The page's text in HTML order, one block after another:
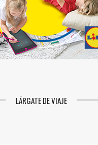
LÁRGATE DE VIAJE